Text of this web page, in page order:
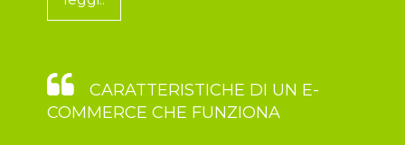
CARATTERISTICHE DI UN E-
COMMERCE CHE FUNZIONA